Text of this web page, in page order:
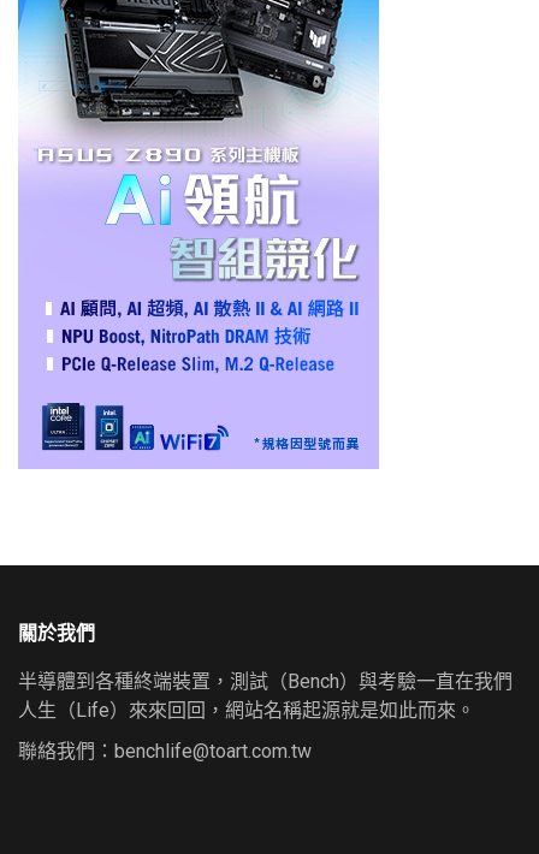
關於我們
半導體到各種終端裝置，測試（Bench）與考驗一直在我們
人生（Life）來來回回，網站名稱起源就是如此而來。
聯絡我們： benchlife@toart.com.tw